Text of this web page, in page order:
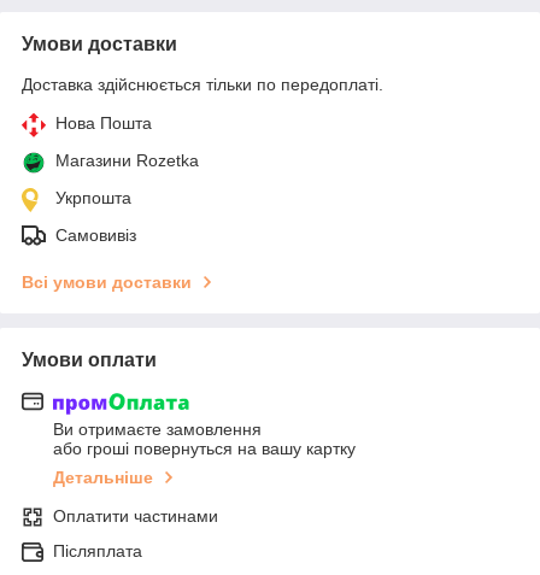
Умови доставки
Доставка здійснюється тільки по передоплаті.
Нова Пошта
Магазини Rozetka
Укрпошта
Самовивіз
Всі умови доставки
Умови оплати
Ви отримаєте замовлення
або гроші повернуться на вашу картку
Детальніше
Оплатити частинами
Післяплата